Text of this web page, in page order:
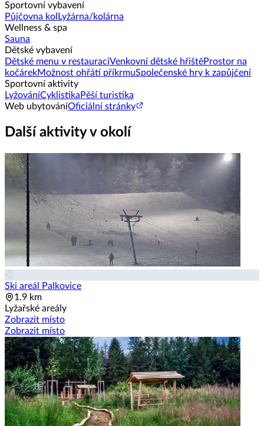
Sportovní vybavení
Půjčovna kol Lyžárna/kolárna
Wellness & spa
Sauna
Dětské vybavení
Dětské menu v restauraciVenkovní dětské hřištěProstor na
kočárekMožnost ohřátí příkrmuSpolečenské hry k zapůjčení
Sportovní aktivity
LyžováníCyklistika Pěší turistika
Web ubytováníOficiální stránky
Další aktivity v okolí
Ski areál Palkovice
1.9 km
Lyžařské areály
Zobrazit místo
Zobrazit místo